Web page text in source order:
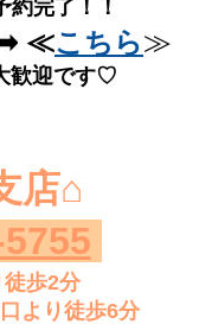
約完了！！
≪こちら≫
歓迎です♡
店⌂
徒歩2分
より徒歩6分